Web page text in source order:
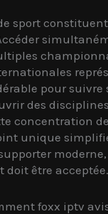
sport
pour suivre
des
concentration
unique
doit être acceptée.
foxx iptv